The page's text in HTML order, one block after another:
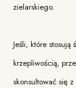
zielarskiego.
Jeśli, które
krzepliwością,
skonsultować się